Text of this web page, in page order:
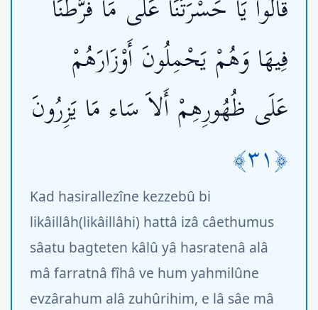
قَالُواْ يَا حَسْرَتَنَا عَلَى مَا فَرَّطْنَا
فِيهَا وَهُمْ يَحْمِلُونَ أَوْزَارَهُمْ
عَلَى ظُهُورِهِمْ أَلاَ سَاء مَا يَزِرُونَ
﴿٣١﴾
Kad hasirallezîne kezzebû bi
likâillâh(likâillâhi) hattâ izâ câethumus
sâatu bagteten kâlû yâ hasratenâ alâ
mâ farratnâ fîhâ ve hum yahmilûne
evzârahum alâ zuhûrihim, e lâ sâe mâ